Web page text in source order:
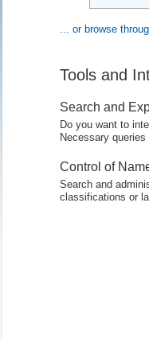
... or browse
Tools and
Search and
Do you want to
Necessary
Control of
Search and
classifications or